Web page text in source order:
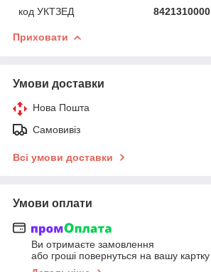
код УКТЗЕД 8421310000
Приховати
Умови доставки
Нова Пошта
Самовивіз
Всі умови доставки
Умови оплати
Ви отримаєте замовлення
або гроші повернуться на вашу картку